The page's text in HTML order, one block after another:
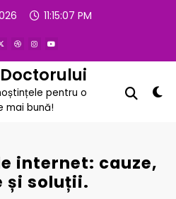
11:15:08 PM
pentru o
mai bună!
internet: cauze,
și soluții.